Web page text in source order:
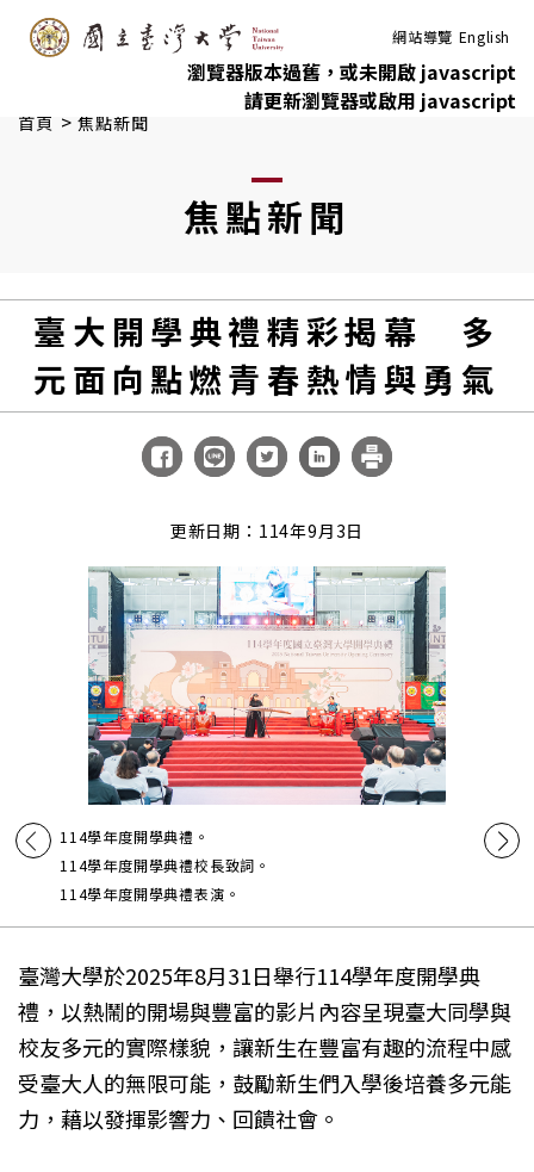
跳到主要內容 網站導覽 English
瀏覽器版本過舊，或未開啟 javascript
請更新瀏覽器或啟用 javascript
首頁 > 焦點新聞
焦點新聞
臺大開學典禮精彩揭幕 多
元面向點燃青春熱情與勇氣
更新日期：114年9月3日
114學年度開學典禮。
114學年度開學典禮校長致詞。
114學年度開學典禮表演。
臺灣大學於2025年8月31日舉行114學年度開學典
禮，以熱鬧的開場與豐富的影片內容呈現臺大同學與
校友多元的實際樣貌，讓新生在豐富有趣的流程中感
受臺大人的無限可能，鼓勵新生們入學後培養多元能
力，藉以發揮影響力、回饋社會。